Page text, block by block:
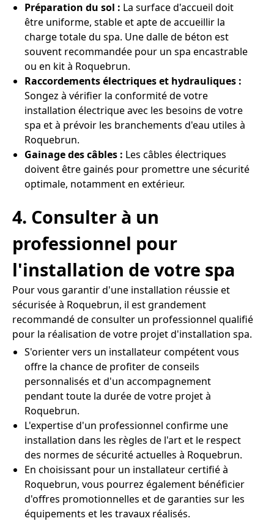
Préparation du sol : La surface d'accueil doit
être uniforme, stable et apte de accueillir la
charge totale du spa. Une dalle de béton est
souvent recommandée pour un spa encastrable
ou en kit à Roquebrun.
Raccordements électriques et hydrauliques :
Songez à vérifier la conformité de votre
installation électrique avec les besoins de votre
spa et à prévoir les branchements d'eau utiles à
Roquebrun.
Gainage des câbles : Les câbles électriques
doivent être gainés pour promettre une sécurité
optimale, notamment en extérieur.
4. Consulter à un
professionnel pour
l'installation de votre spa
Pour vous garantir d'une installation réussie et
sécurisée à Roquebrun, il est grandement
recommandé de consulter un professionnel qualifié
pour la réalisation de votre projet d'installation spa.
S'orienter vers un installateur compétent vous
offre la chance de profiter de conseils
personnalisés et d'un accompagnement
pendant toute la durée de votre projet à
Roquebrun.
L'expertise d'un professionnel confirme une
installation dans les règles de l'art et le respect
des normes de sécurité actuelles à Roquebrun.
En choisissant pour un installateur certifié à
Roquebrun, vous pourrez également bénéficier
d'offres promotionnelles et de garanties sur les
équipements et les travaux réalisés.